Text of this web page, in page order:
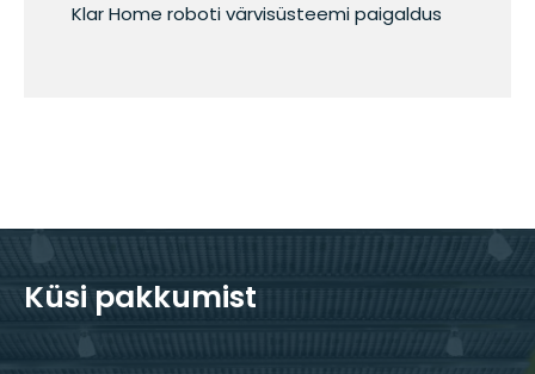
Klar Home roboti värvisüsteemi paigaldus
Küsi pakkumist